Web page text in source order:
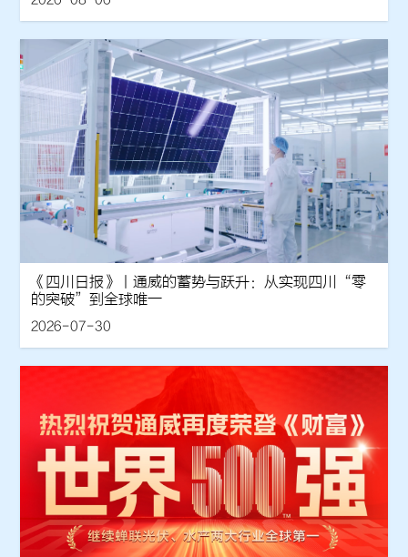
《四川日报》丨通威的蓄势与跃升：从实现四川“零
的突破”到全球唯一
2026-07-30